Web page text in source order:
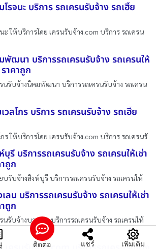
รจนะ บริการ รถเครนรับจ้าง รถเฮี๊ย
ะ ให้บริการโดย เครนรับจ้าง.com บริการ รถเครน
พัฒนา บริการรถเครนรับจ้าง รถเครนให้
ราคาถูก
นรับจ้างนิคมพัฒนา บริการรถเครนรับจ้าง รถเครน
วลโกร บริการ รถเครนรับจ้าง รถเฮี๊ย
ร ให้บริการโดย เครนรับจ้าง.com บริการ รถเครนรั
รี บริการรถเครนรับจ้าง รถเครนให้เช่า
ถูก
บรับจ้างสิงห์บุรี บริการรถเครนรับจ้าง รถเครนให้
ลน บริการรถเครนรับจ้าง รถเครนให้เช่า
ถูก
นรับจ้างบางเลน บริการรถเครนรับจ้าง รถเครนให้
ติดต่อ แชร์ เพิ่มเติม